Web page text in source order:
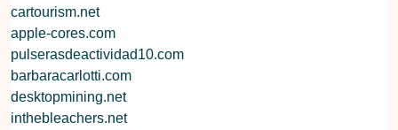
cartourism.net
apple-cores.com
pulserasdeactividad10.com
barbaracarlotti.com
desktopmining.net
inthebleachers.net